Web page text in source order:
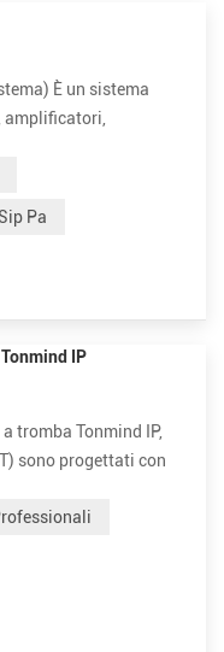
È un sistema
amplificatori,
strumento
o suono registrato
Pa
IP
tromba Tonmind IP,
sono progettati con
da 15W e
da installare
Ethernet)...